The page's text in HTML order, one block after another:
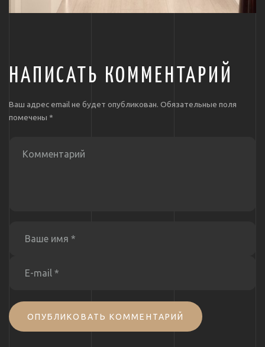
НАПИСАТЬ КОММЕНТАРИЙ
Ваш адрес email не будет опубликован. Обязательные поля
помечены *
ОПУБЛИКОВАТЬ КОММЕНТАРИЙ